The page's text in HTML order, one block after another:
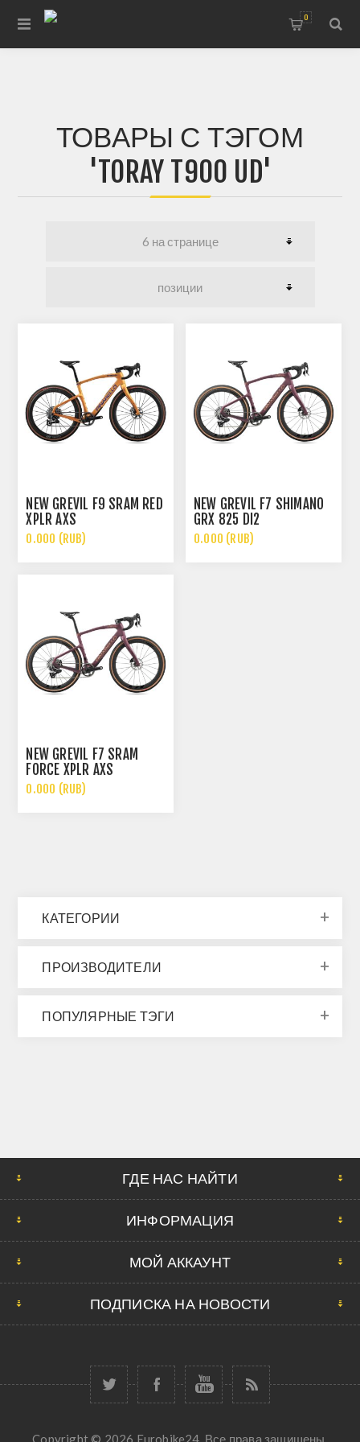
0
ТОВАРЫ С ТЭГОМ
'TORAY T900 UD'
NEW GREVIL F9 SRAM RED
XPLR AXS
0.000 (RUB)
NEW GREVIL F7 SHIMANO
GRX 825 DI2
0.000 (RUB)
NEW GREVIL F7 SRAM
FORCE XPLR AXS
0.000 (RUB)
КАТЕГОРИИ
ПРОИЗВОДИТЕЛИ
ПОПУЛЯРНЫЕ ТЭГИ
ГДЕ НАС НАЙТИ
ИНФОРМАЦИЯ
МОЙ АККАУНТ
ПОДПИСКА НА НОВОСТИ
Copyright © 2026 Eurobike24. Все права защищены.